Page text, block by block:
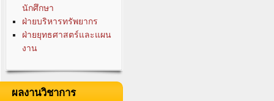
นักศึกษา
ฝ่ายบริหารทรัพยากร
ฝ่ายยุทธศาสตร์และแผน
งาน
ผลงานวิชาการ